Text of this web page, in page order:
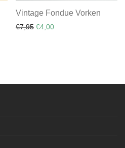
€14,95.
Vintage Fondue Vorken
€7,95 Oorspronkelijke prijs was:
€4,00Huidige prijs is: €4,00.